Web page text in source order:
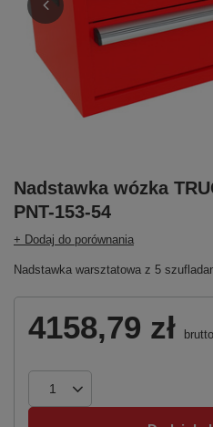
Nadstawka wózka
PNT-153-54
+ Dodaj do porównania
Nadstawka warsztatowa z 5
4158,79 zł brutto